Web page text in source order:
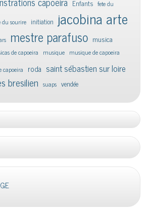
Enfants fete du
du sourire initiation jacobina arte
mestre parafuso musica
de capoeira musique musique de capoeira
capoeira roda saint sébastien sur loire
bresilien suaps vendée